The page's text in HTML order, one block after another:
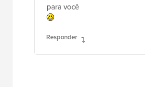
para você
Responder